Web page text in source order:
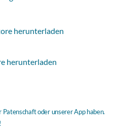
herunterladen
herunterladen
Patenschaft oder unserer App haben.